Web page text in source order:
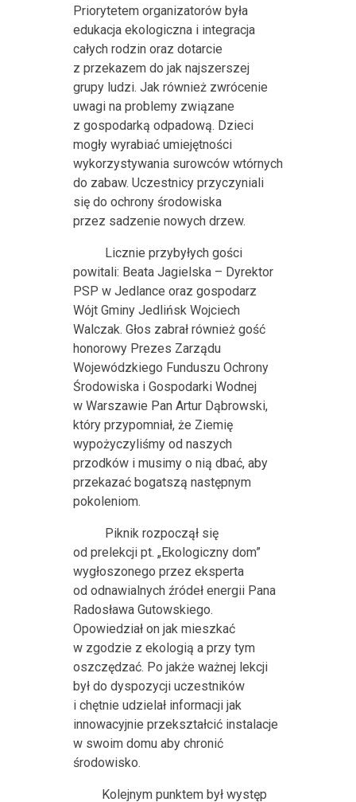
Priorytetem organizatorów była
edukacja ekologiczna i integracja
całych rodzinoraz dotarcie
z przekazem do jak najszerszej
grupy ludzi. Jak również zwrócenie
uwagi na problemy związane
z gospodarką odpadową. Dzieci
mogły wyrabiać umiejętności
wykorzystywania surowców wtórnych
do zabaw. Uczestnicy przyczyniali
się do ochrony środowiska
przez sadzenie nowych drzew.
Licznie przybyłych gości
powitali: Beata Jagielska – Dyrektor
PSP w Jedlance oraz gospodarz
Wójt Gminy Jedlińsk Wojciech
Walczak. Głos zabrał również gość
honorowy Prezes Zarządu
Wojewódzkiego Funduszu Ochrony
Środowiska i Gospodarki Wodnej
w Warszawie Pan Artur Dąbrowski,
który przypomniał, że Ziemię
wypożyczyliśmy od naszych
przodków i musimy o nią dbać, aby
przekazać bogatszą następnym
pokoleniom.
Piknik rozpoczął się
od prelekcji pt. „Ekologiczny dom”
wygłoszonego przez eksperta
od odnawialnych źródeł energii Pana
Radosława Gutowskiego.
Opowiedział on jak mieszkać
w zgodzie z ekologią a przy tym
oszczędzać. Po jakże ważnej lekcji
był do dyspozycji uczestników
i chętnie udzielał informacji jak
innowacyjnie przekształcić instalacje
w swoim domu aby chronić
środowisko.
Kolejnym punktem był występ